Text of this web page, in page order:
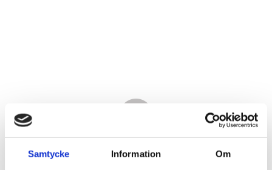
Samtycke Information Om